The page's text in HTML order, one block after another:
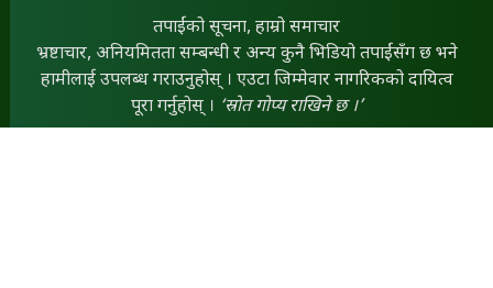
तपाईंको सूचना, हाम्रो समाचार
भ्रष्टाचार, अनियमितता सम्बन्धी र अन्य कुनै भिडियो तपाईंसँग छ भने
हामीलाई उपलब्ध गराउनुहोस् । एउटा जिम्मेवार नागरिकको दायित्व
पूरा गर्नुहोस् । ‘स्रोत गोप्य राखिने छ ।’